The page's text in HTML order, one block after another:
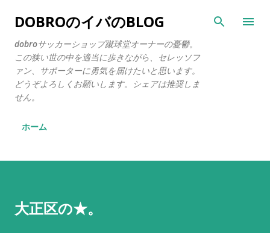
スキップしてメイン コンテンツに移動
DOBROのイバのBLOG
dobroサッカーショップ蹴球堂オーナーの憂鬱。
この狭い世の中を適当に歩きながら、セレッソフ
ァン、サポーターに勇気を届けたいと思います。
どうぞよろしくお願いします。シェアは推奨しま
せん。
ホーム
大正区の★。